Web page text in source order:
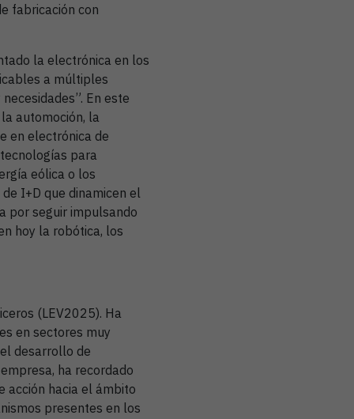
fabricación con
la electrónica en los
a múltiples
En este
automoción, la
en electrónica de
para
eólica o los
I+D que dinamicen el
por seguir impulsando
hoy la robótica, los
(LEV2025). Ha
en sectores muy
desarrollo de
ha recordado
acción hacia el ámbito
presentes en los